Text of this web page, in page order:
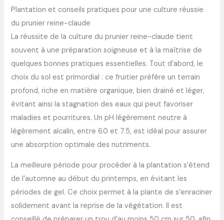
Plantation et conseils pratiques pour une culture réussie
du prunier reine-claude
La réussite de la culture du prunier reine-claude tient
souvent à une préparation soigneuse et à la maîtrise de
quelques bonnes pratiques essentielles. Tout d’abord, le
choix du sol est primordial : ce fruitier préfère un terrain
profond, riche en matière organique, bien drainé et léger,
évitant ainsi la stagnation des eaux qui peut favoriser
maladies et pourritures. Un pH légèrement neutre à
légèrement alcalin, entre 6.0 et 7.5, est idéal pour assurer
une absorption optimale des nutriments.
La meilleure période pour procéder à la plantation s’étend
de l’automne au début du printemps, en évitant les
périodes de gel. Ce choix permet à la plante de s’enraciner
solidement avant la reprise de la végétation. Il est